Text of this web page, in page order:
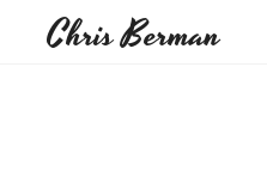
Chris Berman